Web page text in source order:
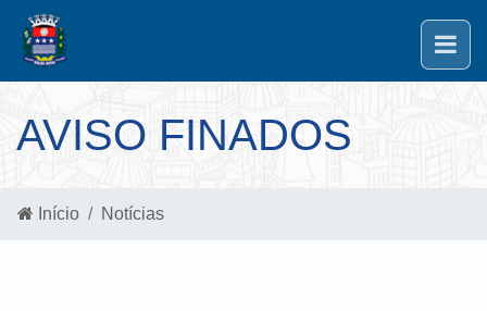
AVISO FINADOS
Início Notícias